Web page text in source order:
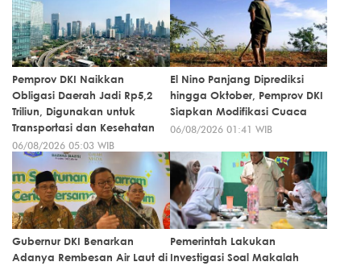
Pemprov DKI Naikkan
Obligasi Daerah Jadi Rp5,2
Triliun, Digunakan untuk
Transportasi dan Kesehatan
06/08/2026 05:03 WIB
El Nino Panjang Diprediksi
hingga Oktober, Pemprov DKI
Siapkan Modifikasi Cuaca
06/08/2026 01:41 WIB
Gubernur DKI Benarkan
Adanya Rembesan Air Laut di
Pemerintah Lakukan
Investigasi Soal Makalah